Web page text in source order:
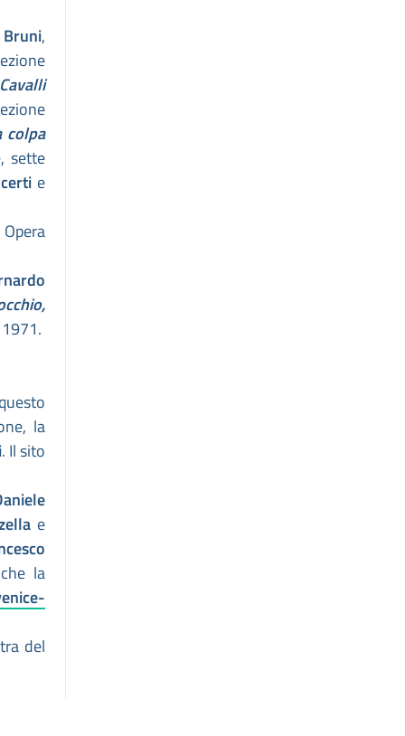
,
Cavalli
colpa
sette
e
la
. Il sito
e
la
del